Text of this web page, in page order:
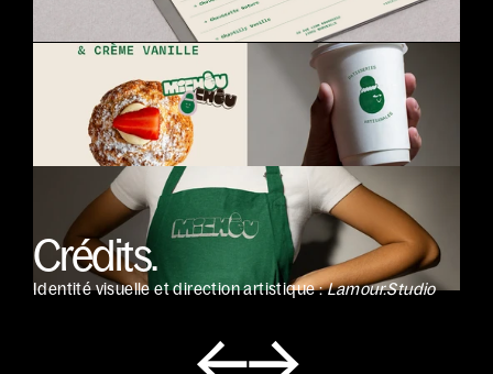
Crédits.
Identité visuelle et direction artistique : Lamour.Studio